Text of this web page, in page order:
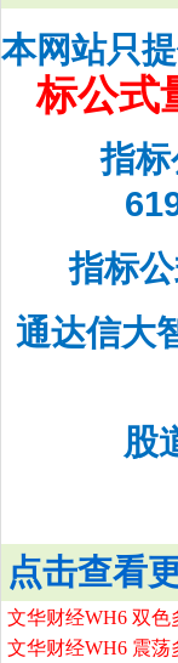
本网站只
标公式
指
指标
通达信大
股
点击查看
文华财经WH6 双
文华财经WH6 震